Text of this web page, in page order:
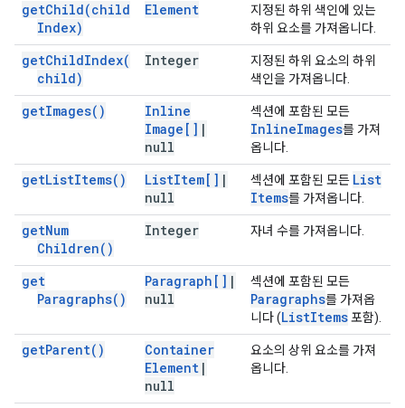
getChild(child
Index)
Element
지정된 하위 색인에 있는
하위 요소를 가져옵니다.
getChildIndex(
child)
Integer
지정된 하위 요소의 하위
색인을 가져옵니다.
getImages( )
Inline
Image[] |
null
섹션에 포함된 모든
InlineImages를 가져
옵니다.
getListItems( ) ListItem[] |
null
섹션에 포함된 모든 List
Items를 가져옵니다.
getNum
Children( )
Integer 자녀 수를 가져옵니다.
get
Paragraphs( )
Paragraph[] |
null
섹션에 포함된 모든
Paragraphs를 가져옵
니다 (ListItems포함).
getParent( )
Container
Element |
null
요소의 상위 요소를 가져
옵니다.